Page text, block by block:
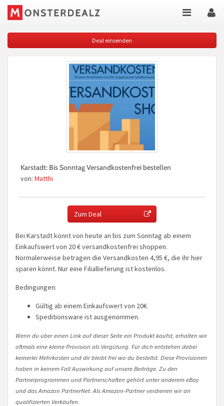
Deal einsenden
Karstadt: Bis Sonntag Versandkostenfrei bestellen
von: Matthi
Zum Deal
Bei Karstadt könnt von heute an bis zum Sonntag ab einem
Einkaufswert von 20 € versandkostenfrei shoppen.
Normalerweise betragen die Versandkosten 4,95 €, die ihr hier
sparen könnt. Nur eine Filiallieferung ist kostenlos.
Bedingungen:
Gültig ab einem Einkaufswert von 20€.
Speditionsware ist ausgenommen.
Wenn du über einen Link auf dieser Seite ein Produkt kaufst, erhalten wir
oftmals eine kleine Provision als Vergütung. Für dich entstehen dabei
keinerlei Mehrkosten und dir bleibt frei wo du bestellst. Diese Provisionen
haben in keinem Fall Auswirkung auf unsere Beiträge. Zu den
Partnerprogrammen und Partnerschaften gehört unter anderem eBay
und das Amazon PartnerNet. Als Amazon-Partner verdienen wir an
qualifizierten Verkäufen.